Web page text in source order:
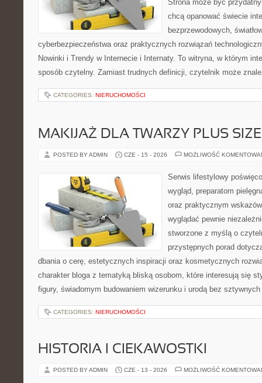
Strona może być
chcą opanować świecie
bezprzewodowych,
cyberbezpieczeństwa oraz praktycznych rozwiązań
Nowinki i Trendy w Internecie i Internaty. To witryna, w którym
sposób czytelny. Zamiast trudnych definicji, czytelnik może
CATEGORIES: NIERUCHOMOŚCI
MAKIJAŻ DLA TWARZY PLUS SIZE
POSTED BY ADMIN CZE - 15 - 2026 MOŻLIWOŚĆ
Serwis lifestylowy
wygląd, preparatom
oraz praktycznym
wyglądać pewnie
stworzone z myślą o
przystępnych porad
dbania o cerę, estetycznych inspiracji oraz kosmetycznych
charakter bloga z tematyką bliską osobom, które interesują się
figury, świadomym budowaniem wizerunku i urodą bez
CATEGORIES: NIERUCHOMOŚCI
HISTORIA I CIEKAWOSTKI
POSTED BY ADMIN CZE - 13 - 2026 MOŻLIWOŚĆ